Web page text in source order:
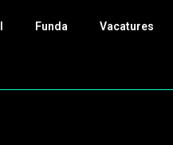
Funda Vacatures